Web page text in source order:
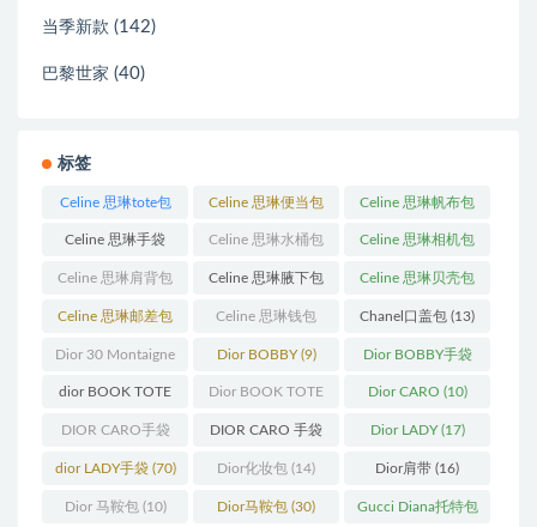
当季新款 (142)
巴黎世家 (40)
标签
Celine 思琳tote包
(23)
Celine 思琳便当包
(14)
Celine 思琳帆布包
(18)
Celine 思琳手袋
(250)
Celine 思琳水桶包
(55)
Celine 思琳相机包
(11)
Celine 思琳肩背包
(12)
Celine 思琳腋下包
(10)
Celine 思琳贝壳包
(12)
Celine 思琳邮差包
(13)
Celine 思琳钱包
(10)
Chanel口盖包 (13)
Dior 30 Montaigne
蒙田(31)
Dior BOBBY(9) Dior BOBBY手袋
(26)
dior BOOK TOTE
(12)
Dior BOOK TOTE
手袋(163)
Dior CARO (10)
DIOR CARO手袋
(11)
DIOR CARO 手袋
(31)
Dior LADY(17)
dior LADY手袋(70) Dior化妆包 (14) Dior肩带 (16)
Dior 马鞍包(10) Dior马鞍包 (30) Gucci Diana托特包